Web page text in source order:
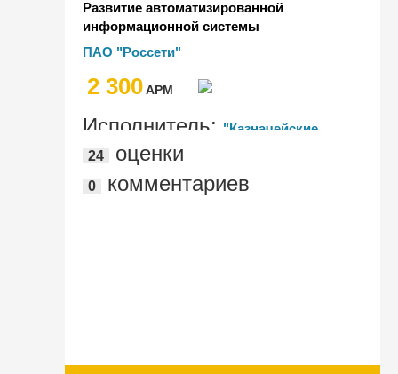
Развитие автоматизированной
информационной системы
централизации и автоматизации
ПАО "Россети" и ее ДЗО
ПАО "Россети"
2 300AРМ
Исполнитель: "Казначейские
системы"
24 оценки
0 комментариев